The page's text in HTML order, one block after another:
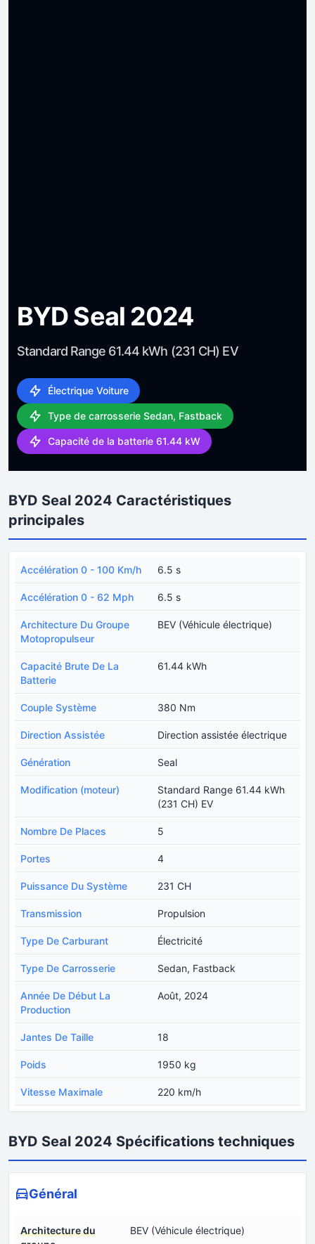
BYD Seal 2024
Standard Range 61.44 kWh (231 CH) EV
Électrique Voiture
Type de carrosserie Sedan, Fastback
Capacité de la batterie 61.44 kW
BYD Seal 2024 Caractéristiques
principales
Accélération 0 - 100 Km/h 6.5 s
Accélération 0 - 62 Mph 6.5 s
Architecture Du Groupe
Motopropulseur
BEV (Véhicule électrique)
Capacité Brute De La
Batterie
61.44 kWh
Couple Système 380 Nm
Direction Assistée Direction assistée électrique
Génération Seal
Modification (moteur)
Standard Range 61.44 kWh
(231 CH) EV
Nombre De Places 5
Portes 4
Puissance Du Système 231 CH
Transmission Propulsion
Type De Carburant Électricité
Type De Carrosserie Sedan, Fastback
Année De Début La
Production
Août, 2024
Jantes De Taille 18
Poids 1950 kg
Vitesse Maximale 220 km/h
BYD Seal 2024 Spécifications techniques
Général
Architecture du
BEV (Véhicule électrique)